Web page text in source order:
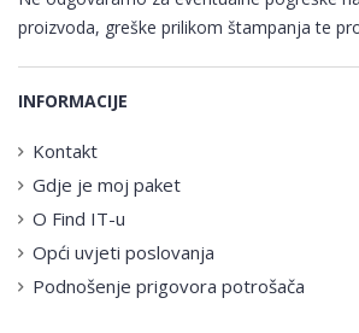
proizvoda, greške prilikom štampanja te
INFORMACIJE
Kontakt
Gdje je moj paket
O Find IT-u
Opći uvjeti poslovanja
Podnošenje prigovora potrošača